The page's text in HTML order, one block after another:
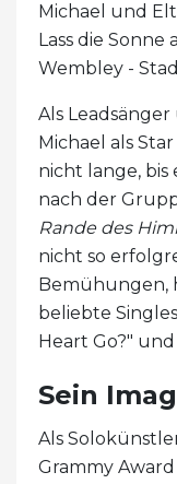
Michael und
Lass die
Wembley -
Als
Michael als
nicht lange, bis
nach der
Rande des
nicht so
Bemühungen,
beliebte
Heart Go?"
Sein
Als
Grammy